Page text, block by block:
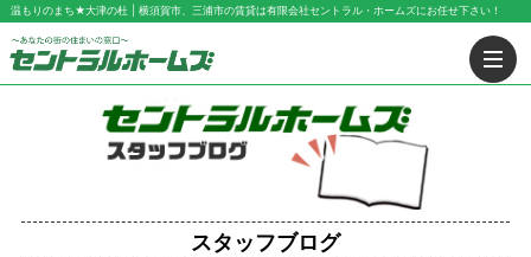
温もりのまち★大津の杜 | 横須賀市、三浦市の賃貸は有限会社セントラル・ホームズにお任せ下さい！
スタッフブログ